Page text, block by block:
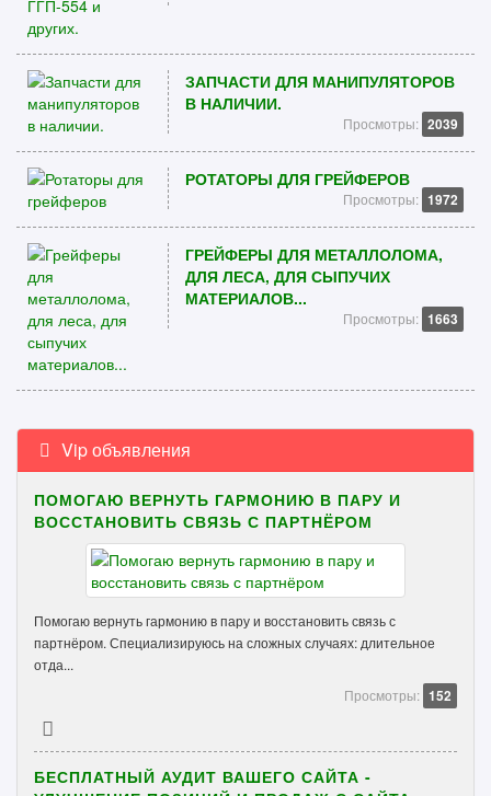
ЗАПЧАСТИ ДЛЯ МАНИПУЛЯТОРОВ
В НАЛИЧИИ.
Просмотры: 2039
РОТАТОРЫ ДЛЯ ГРЕЙФЕРОВ
Просмотры: 1972
ГРЕЙФЕРЫ ДЛЯ МЕТАЛЛОЛОМА,
ДЛЯ ЛЕСА, ДЛЯ СЫПУЧИХ
МАТЕРИАЛОВ...
Просмотры: 1663
Vip объявления
ПОМОГАЮ ВЕРНУТЬ ГАРМОНИЮ В ПАРУ И
ВОССТАНОВИТЬ СВЯЗЬ С ПАРТНЁРОМ
Помогаю вернуть гармонию в пару и восстановить связь с
партнёром. Специализируюсь на сложных случаях: длительное
отда...
Просмотры: 152
БЕСПЛАТНЫЙ АУДИТ ВАШЕГО САЙТА -